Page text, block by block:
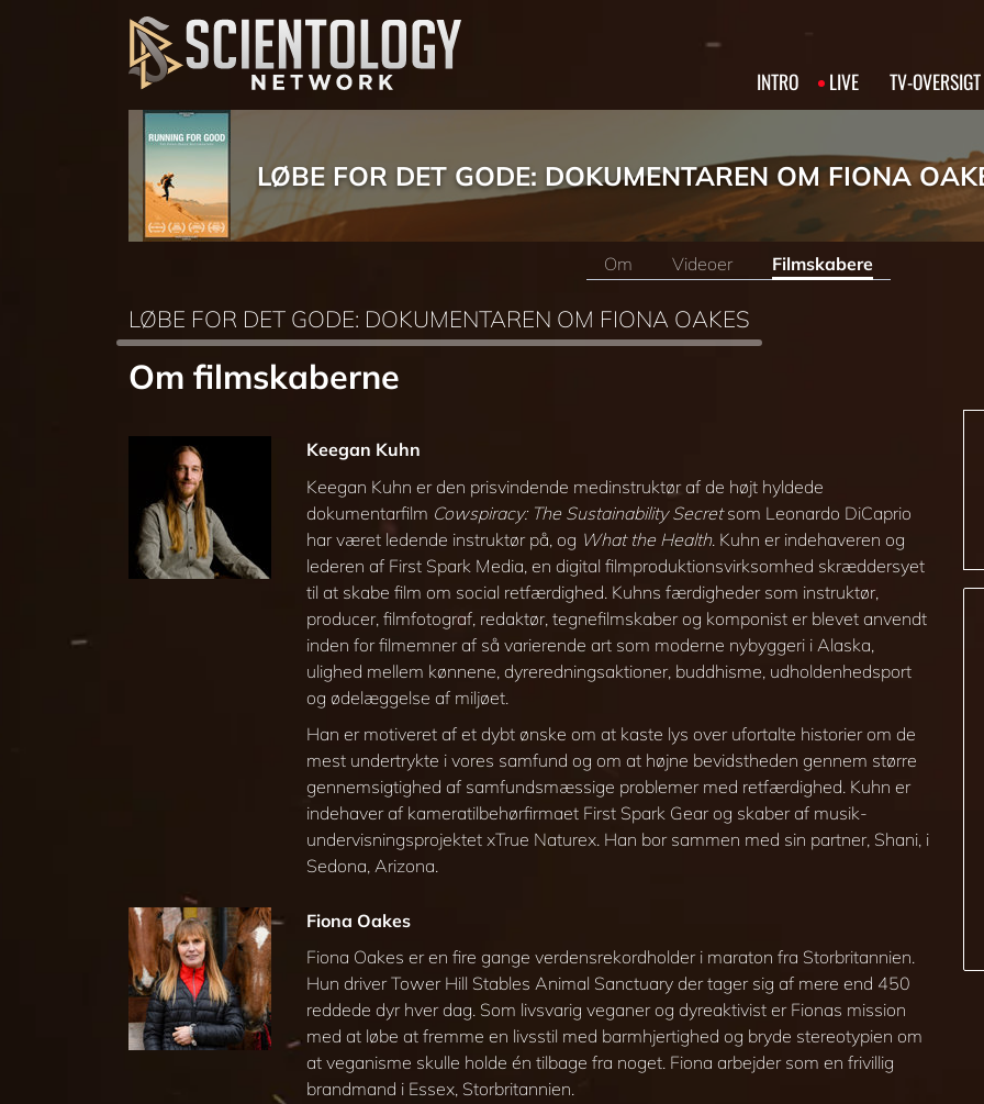
INTRO LIVE TV‑OVERSIGT
LØBE FOR DET GODE: DOKUMENTAREN OM FIONA
Om Videoer Filmskabere
LØBE FOR DET GODE: DOKUMENTAREN OM FIONA OAKES
Om filmskaberne
Keegan Kuhn
Keegan Kuhn er den prisvindende medinstruktør af de højt hyldede
dokumentarfilm Cowspiracy: The Sustainability Secretsom Leonardo DiCaprio
har været ledende instruktør på, og What the Health. Kuhn er indehaveren og
lederen af First Spark Media, en digital filmproduktionsvirksomhed skræddersyet
til at skabe film om social retfærdighed. Kuhns færdigheder som instruktør,
producer, filmfotograf, redaktør, tegnefilmskaber og komponist er blevet anvendt
inden for filmemner af så varierende art som moderne nybyggeri i Alaska,
ulighed mellem kønnene, dyreredningsaktioner, buddhisme, udholdenhedsport
og ødelæggelse af miljøet.
Han er motiveret af et dybt ønske om at kaste lys over ufortalte historier om de
mest undertrykte i vores samfund og om at højne bevidstheden gennem større
gennemsigtighed af samfundsmæssige problemer med retfærdighed. Kuhn er
indehaver af kameratilbehørfirmaet First Spark Gear og skaber af musik­
undervisnings­projektet xTrue Naturex. Han bor sammen med sin partner, Shani, i
Sedona, Arizona.
Fiona Oakes
Fiona Oakes er en fire gange verdensrekordholder i maraton fra Storbritannien.
Hun driver Tower Hill Stables Animal Sanctuary der tager sig af mere end 450
reddede dyr hver dag. Som livsvarig veganer og dyreaktivist er Fionas mission
med at løbe at fremme en livsstil med barmhjertighed og bryde stereotypien om
at veganisme skulle holde én tilbage fra noget. Fiona arbejder som en frivillig
brandmand i Essex, Storbritannien.